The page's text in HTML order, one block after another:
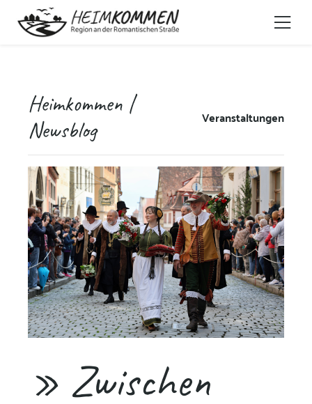
Heimkommen |
Newsblog
Veranstaltungen
» Zwischen